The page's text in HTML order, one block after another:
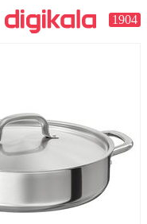
1904